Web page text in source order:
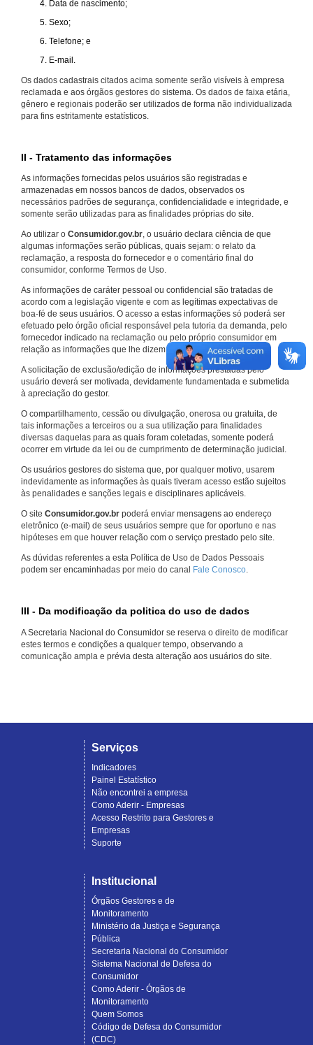
Data de nascimento;
Sexo;
Telefone; e
E-mail.
Os dados cadastrais citados acima somente serão visíveis à empresa
reclamada e aos órgãos gestores do sistema. Os dados de faixa etária,
gênero e regionais poderão ser utilizados de forma não individualizada
para fins estritamente estatísticos.
II - Tratamento das informações
As informações fornecidas pelos usuários são registradas e
armazenadas em nossos bancos de dados, observados os
necessários padrões de segurança, confidencialidade e integridade, e
somente serão utilizadas para as finalidades próprias do site.
Ao utilizar o Consumidor.gov.br, o usuário declara ciência de que
algumas informações serão públicas, quais sejam: o relato da
reclamação, a resposta do fornecedor e o comentário final do
consumidor, conforme Termos de Uso.
As informações de caráter pessoal ou confidencial são tratadas de
acordo com a legislação vigente e com as legítimas expectativas de
boa-fé de seus usuários. O acesso a estas informações só poderá ser
efetuado pelo órgão oficial responsável pela tutoria da demanda, pelo
fornecedor indicado na reclamação ou pelo próprio consumidor em
relação as informações que lhe dizem respeito.
A solicitação de exclusão/edição de informações prestadas pelo
usuário deverá ser motivada, devidamente fundamentada e submetida
à apreciação do gestor.
O compartilhamento, cessão ou divulgação, onerosa ou gratuita, de
tais informações a terceiros ou a sua utilização para finalidades
diversas daquelas para as quais foram coletadas, somente poderá
ocorrer em virtude da lei ou de cumprimento de determinação judicial.
Os usuários gestores do sistema que, por qualquer motivo, usarem
indevidamente as informações às quais tiveram acesso estão sujeitos
às penalidades e sanções legais e disciplinares aplicáveis.
O site Consumidor.gov.br poderá enviar mensagens ao endereço
eletrônico (e-mail) de seus usuários sempre que for oportuno e nas
hipóteses em que houver relação com o serviço prestado pelo site.
As dúvidas referentes a esta Política de Uso de Dados Pessoais
podem ser encaminhadas por meio do canal Fale Conosco.
III - Da modificação da politica do uso de dados
A Secretaria Nacional do Consumidor se reserva o direito de modificar
estes termos e condições a qualquer tempo, observando a
comunicação ampla e prévia desta alteração aos usuários do site.
Serviços
Indicadores
Painel Estatístico
Não encontrei a empresa
Como Aderir - Empresas
Acesso Restrito para Gestores e
Empresas
Suporte
Institucional
Órgãos Gestores e de
Monitoramento
Ministério da Justiça e Segurança
Pública
Secretaria Nacional do Consumidor
Sistema Nacional de Defesa do
Consumidor
Como Aderir - Órgãos de
Monitoramento
Quem Somos
Código de Defesa do Consumidor
(CDC)